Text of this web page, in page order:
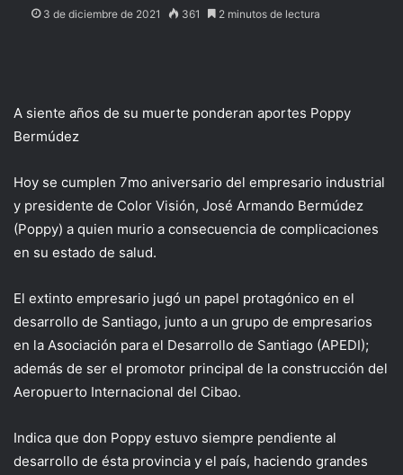
3 de diciembre de 2021 361 2 minutos de lectura
A siente años de su muerte ponderan aportes Poppy
Bermúdez
Hoy se cumplen 7mo aniversario del empresario industrial
y presidente de Color Visión, José Armando Bermúdez
(Poppy) a quien murio a consecuencia de complicaciones
en su estado de salud.
El extinto empresario jugó un papel protagónico en el
desarrollo de Santiago, junto a un grupo de empresarios
en la Asociación para el Desarrollo de Santiago (APEDI);
además de ser el promotor principal de la construcción del
Aeropuerto Internacional del Cibao.
Indica que don Poppy estuvo siempre pendiente al
desarrollo de ésta provincia y el país, haciendo grandes